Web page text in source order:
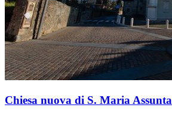
Chiesa nuova di S. Maria Assunta